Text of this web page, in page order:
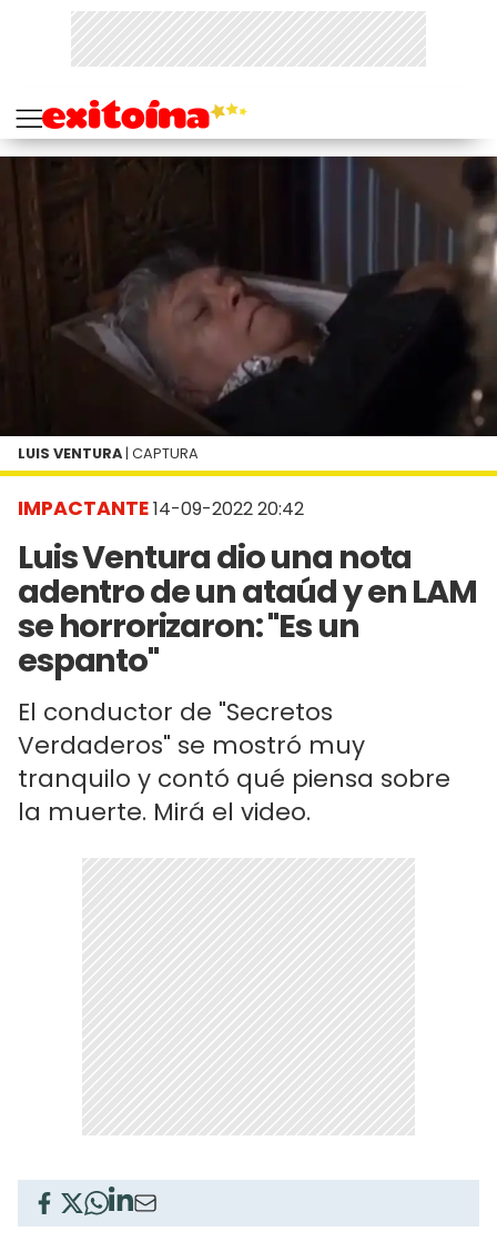
IMPACTANTE14-09-2022 20:42
Luis Ventura dio una nota
adentro de un ataúd y en LAM
se horrorizaron: "Es un
espanto"
El conductor de "Secretos
Verdaderos" se mostró muy
tranquilo y contó qué piensa sobre
la muerte. Mirá el video.
LUIS VENTURA | CAPTURA